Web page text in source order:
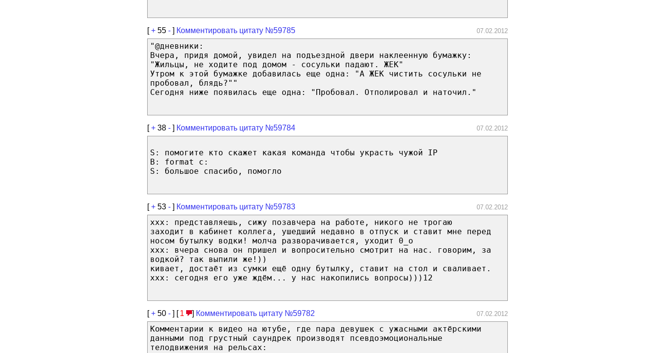
[+ 55 - ] Комментировать цитату №59785 07.02.2012
"@дневники:
Вчера, придя домой, увидел на подъездной двери наклеенную бумажку:
"Жильцы, не ходите под домом - сосульки падают. ЖЕК"
Утром к этой бумажке добавилась еще одна: "А ЖЕК чистить сосульки не
пробовал, блядь?""
Сегодня ниже появилась еще одна: "Пробовал. Отполировал и наточил."
[+ 38 - ] Комментировать цитату №59784 07.02.2012
S: помогите кто скажет какая команда чтобы украсть чужой IP
B: format c:
S: большое спасибо, помогло
[+ 53 - ] Комментировать цитату №59783 07.02.2012
xxx: представляешь, сижу позавчера на работе, никого не трогаю
заходит в кабинет коллега, ушедший недавно в отпуск и ставит мне перед
носом бутылку водки! молча разворачивается, уходит 0_о
xxx: вчера снова он пришел и вопросительно смотрит на нас. говорим, за
водкой? так выпили же!))
кивает, достаёт из сумки ещё одну бутылку, ставит на стол и сваливает.
ххх: сегодня его уже ждём... у нас накопились вопросы)))12
[+ 50 - ] [ 1 ] Комментировать цитату №59782 07.02.2012
Комментарии к видео на ютубе, где пара девушек с ужасными актёрскими
данными под грустный саундрек производят псевдоэмоциональные
телодвижения на рельсах: